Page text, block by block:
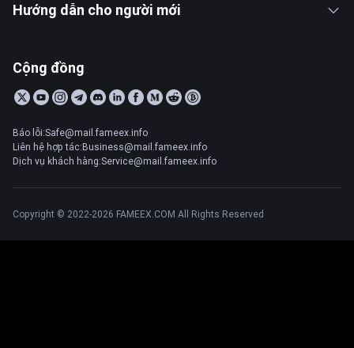
Hướng dẫn cho người mới
Cộng đồng
Báo lỗi:Safe@mail.fameex.info
Liên hệ hợp tác:Business@mail.fameex.info
Dịch vụ khách hàng:Service@mail.fameex.info
Copyright © 2022-2026 FAMEEX.COM All Rights Reserved